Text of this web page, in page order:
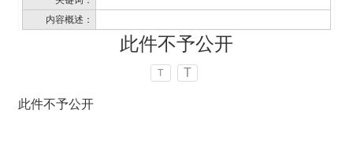
内容概述：
此件不予公开
T T
此件不予公开